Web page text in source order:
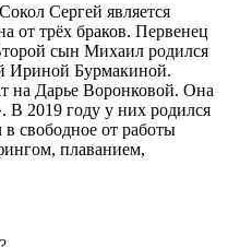
Сергей является
от трёх браков. Первенец
сын Михаил родился
Ириной Бурмакиной.
на Дарье Воронковой. Она
В 2019 году у них родился
свободное от работы
плаванием,